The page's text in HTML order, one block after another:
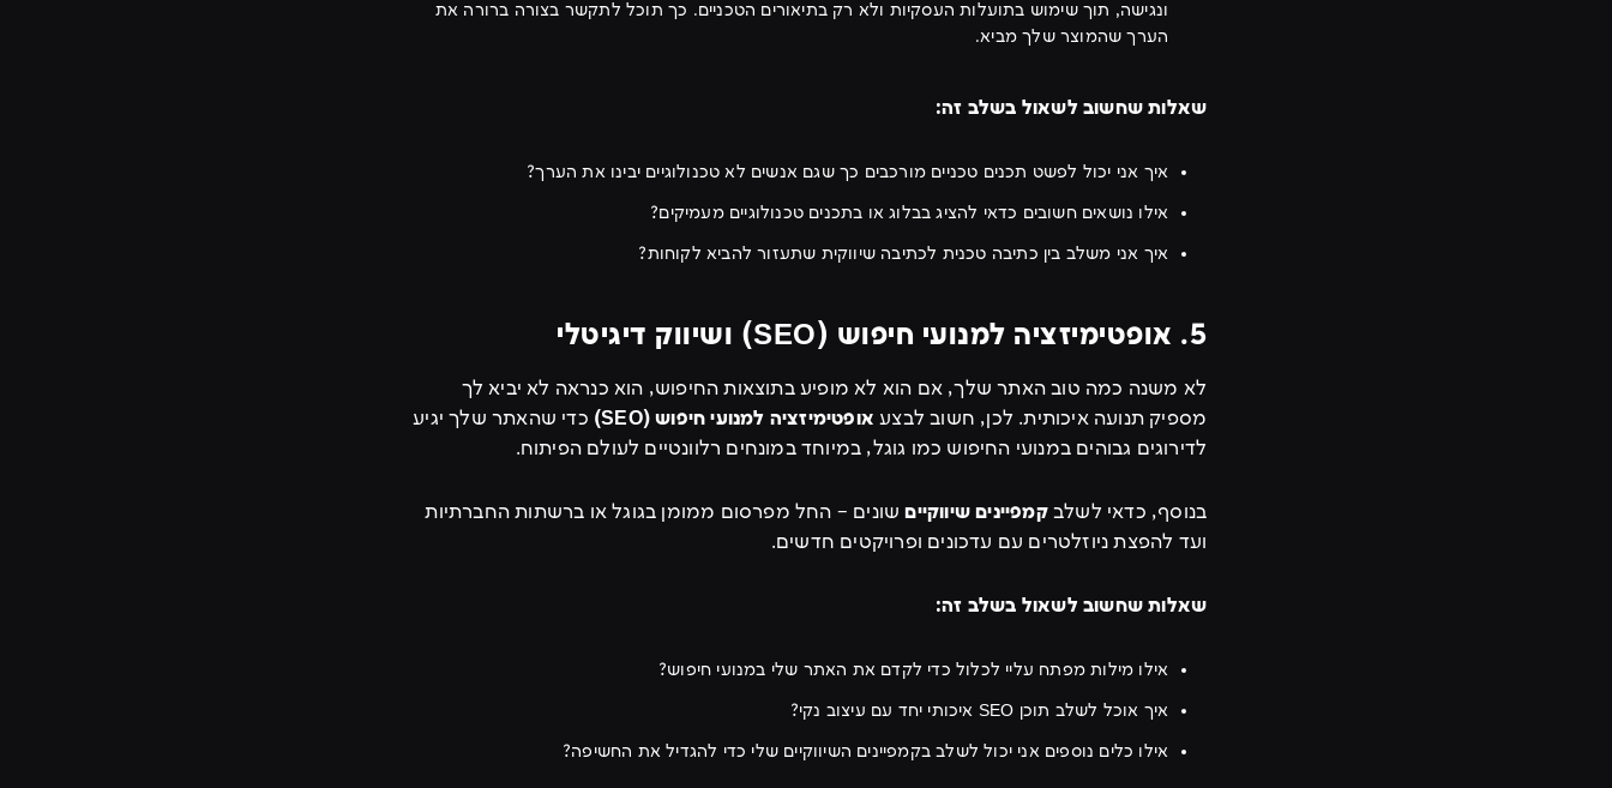
ונגישה, תוך שימוש בתועלות העסקיות ולא רק בתיאורים הטכניים. כך תוכל לתקשר בצורה ברורה את
הערך שהמוצר שלך מביא.
שאלות שחשוב לשאול בשלב זה:
איך אני יכול לפשט תכנים טכניים מורכבים כך שגם אנשים לא טכנולוגיים יבינו את הערך?
אילו נושאים חשובים כדאי להציג בבלוג או בתכנים טכנולוגיים מעמיקים?
איך אני משלב בין כתיבה טכנית לכתיבה שיווקית שתעזור להביא לקוחות?
5. אופטימיזציה למנועי חיפוש (SEO) ושיווק דיגיטלי
לא משנה כמה טוב האתר שלך, אם הוא לא מופיע בתוצאות החיפוש, הוא כנראה לא יביא לך
מספיק תנועה איכותית. לכן, חשוב לבצע אופטימיזציה למנועי חיפוש (SEO)
כדי שהאתר שלך יגיע
לדירוגים גבוהים במנועי החיפוש כמו גוגל, במיוחד במונחים רלוונטיים לעולם הפיתוח.
בנוסף, כדאי לשלבקמפיינים שיווקייםשונים – החל מפרסום ממומן בגוגל או ברשתות החברתיות
ועד להפצת ניוזלטרים עם עדכונים ופרויקטים חדשים.
שאלות שחשוב לשאול בשלב זה:
אילו מילות מפתח עליי לכלול כדי לקדם את האתר שלי במנועי חיפוש?
איך אוכל לשלב תוכן SEO איכותי יחד עם עיצוב נקי?
אילו כלים נוספים אני יכול לשלב בקמפיינים השיווקיים שלי כדי להגדיל את החשיפה?